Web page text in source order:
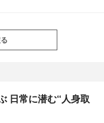
日常に潜む“人身取